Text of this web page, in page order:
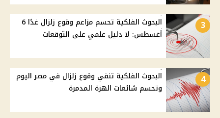
3
البحوث الفلكية تحسم مزاعم وقوع زلزال غدًا 6
أغسطس: لا دليل علمي على التوقعات
4
البحوث الفلكية تنفي وقوع زلزال في مصر اليوم
وتحسم شائعات الهزة المدمرة